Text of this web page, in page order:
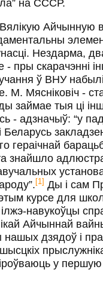
на СССР.
Айчынную
Нездарма,
- пры скарачэнні
ў ВНУ
М. Мясніковіч -
займае тыя ці
- адзначыў: “у
Беларусь
гераічнай
знайшло
[1] Ды і сам
курсе для
навукоўцы
Айчыннай
нашых дзядоў і
у першую